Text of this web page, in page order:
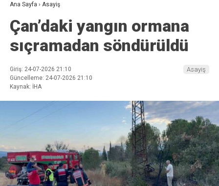
Ana Sayfa › Asayiş
Çan’daki yangın ormana
sıçramadan söndürüldü
Giriş: 24-07-2026 21:10
Güncelleme: 24-07-2026 21:10
Kaynak: İHA
Asayiş